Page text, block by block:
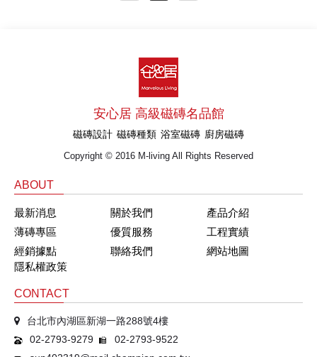
安心居 高級磁磚名品館
磁磚設計 磁磚種類 浴室磁磚 廚房磁磚
Copyright © 2016 M-living All Rights Reserved
ABOUT
最新消息 關於我們
產品介紹
薄磚專區
優質服務
工程實績
經銷據點
聯絡我們
網站地圖
隱私權政策
CONTACT
台北市內湖區新湖一路288號4樓
02-2793-9279
02-2793-9522